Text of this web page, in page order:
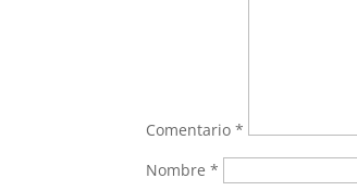
Comentario*
Nombre*